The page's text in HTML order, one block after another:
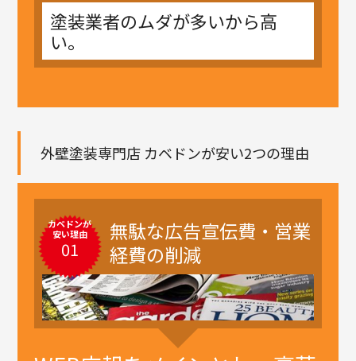
塗装業者のムダが多いから高
い。
外壁塗装専門店 カベドンが安い2つの理由
カベドンが
安い理由
01
無駄な広告宣伝費・営業
経費の削減